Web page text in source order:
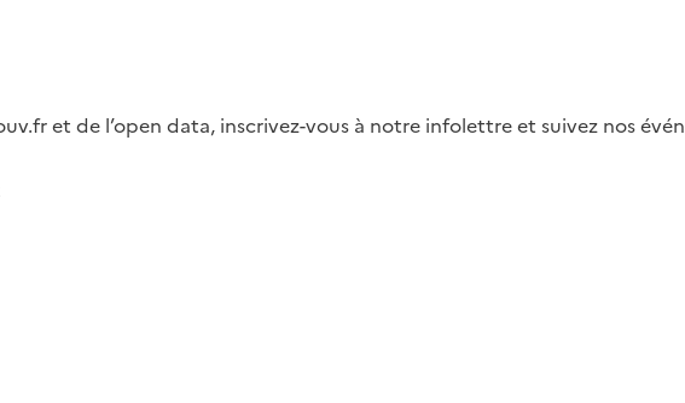
et de l’open data, inscrivez-vous à notre infolettre et suivez nos